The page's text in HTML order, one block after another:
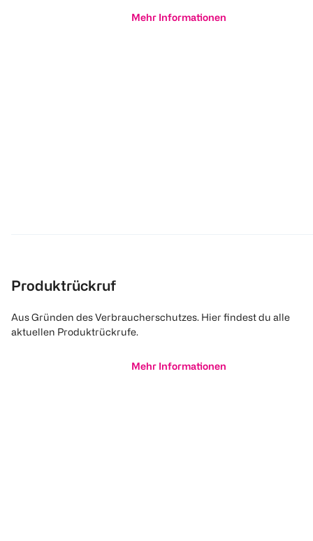
Mehr Informationen
Produktrückruf
Aus Gründen des Verbraucherschutzes. Hier findest du alle
aktuellen Produktrückrufe.
Mehr Informationen